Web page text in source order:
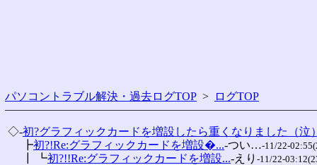
パソコントラブル解決・過去ログTOP > ログTOP
◇-初?グラフィックカードを増設したら重くなりました（泣
┣初?!Re:グラフィックカードを増設�...-つい…-11/22-
┃ ┗初?!!Re:グラフィックカードを増設...-えり -11/22-